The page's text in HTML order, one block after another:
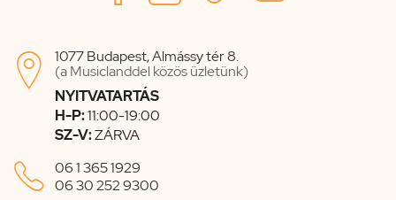

1077 Budapest, Almássy tér 8.
(a Musiclanddel közös üzletünk)
NYITVATARTÁS
H-P:11:00-19:00
SZ-V:ZÁRVA
 06 1 365 1929
06 30 252 9300